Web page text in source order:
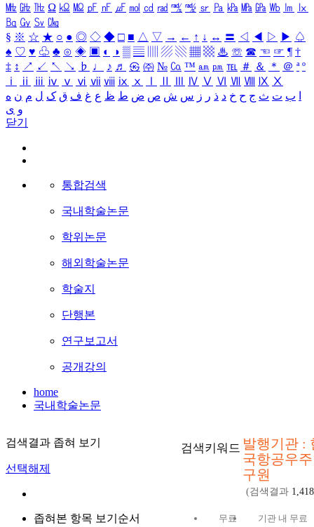
㎒ ㎓ ㎔ Ω ㏀ ㏁ ㎊ ㎋ ㎌ ㏖ ㏅ ㎭ ㎮ ㎯ ㏛ ㎩ ㎪ ㎫ ㎬ ㏝ ㏐
㏓
㏃ ㏉ ㏜ ㏆
§ ※ ☆ ★ ○ ● ◎ ◇ ◆ □ ■ △ ▽ → ← ↑ ↓ ↔ 〓 ◁ ◀ ▷ ▶ ♤
♠ ♡ ♥ ♧ ♣ ⊙ ◈ ▣ ◐ ◑ ▒ ▤ ▨ ▧ ▦ ▩ ♨ ☏ ☎ ☜ ☞ ¶ †
‡ ↕ ↗ ↙ ↖ ↘ ♭ ♩ ♪ ♬ ㉿ ㈜ № ㏇ ™ ㏂ ㏘ ℡ ＃ ＆ ＊ ＠ ª º
ⅰ
ⅱ ⅲ ⅳ ⅴ ⅵ ⅶ ⅷ ⅸ ⅹ Ⅳ Ⅴ Ⅵ Ⅶ Ⅷ Ⅸ Ⅹ
ب ت ث ج ح خ د ذ ر ز س ش ص ض ط ظ ع غ ف ق ک ل م ن ه
و ی
닫기
통합검색
국내학술논문
학위논문
해외학술논문
학술지
단행본
연구보고서
공개강의
home
국내학술논문
검색결과 좁혀 보기
선택해제
좁혀본 항목 보기순서
검색키워드 발행기관 :
국항공우
구원
(검색결과 1,418
무료
기관 내 무료